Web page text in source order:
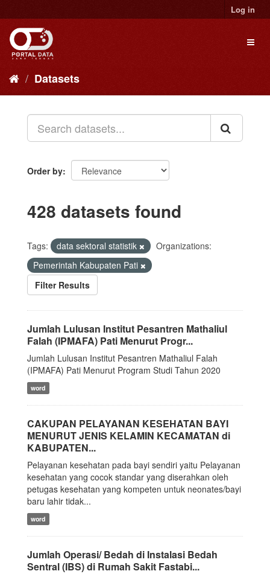
to
content
Log in
Datasets
Order by
428 datasets found
Tags: data sektoral statistik
Organizations:
Pemerintah Kabupaten Pati
Filter Results
Jumlah Lulusan Institut Pesantren Mathaliul
Falah (IPMAFA) Pati Menurut Progr...
Jumlah Lulusan Institut Pesantren Mathaliul Falah
(IPMAFA) Pati Menurut Program Studi Tahun 2020
word
CAKUPAN PELAYANAN KESEHATAN BAYI
MENURUT JENIS KELAMIN KECAMATAN di
KABUPATEN...
Pelayanan kesehatan pada bayi sendiri yaitu Pelayanan
kesehatan yang cocok standar yang diserahkan oleh
petugas kesehatan yang kompeten untuk neonates/bayi
baru lahir tidak...
word
Jumlah Operasi/ Bedah di Instalasi Bedah
Sentral (IBS) di Rumah Sakit Fastabi...